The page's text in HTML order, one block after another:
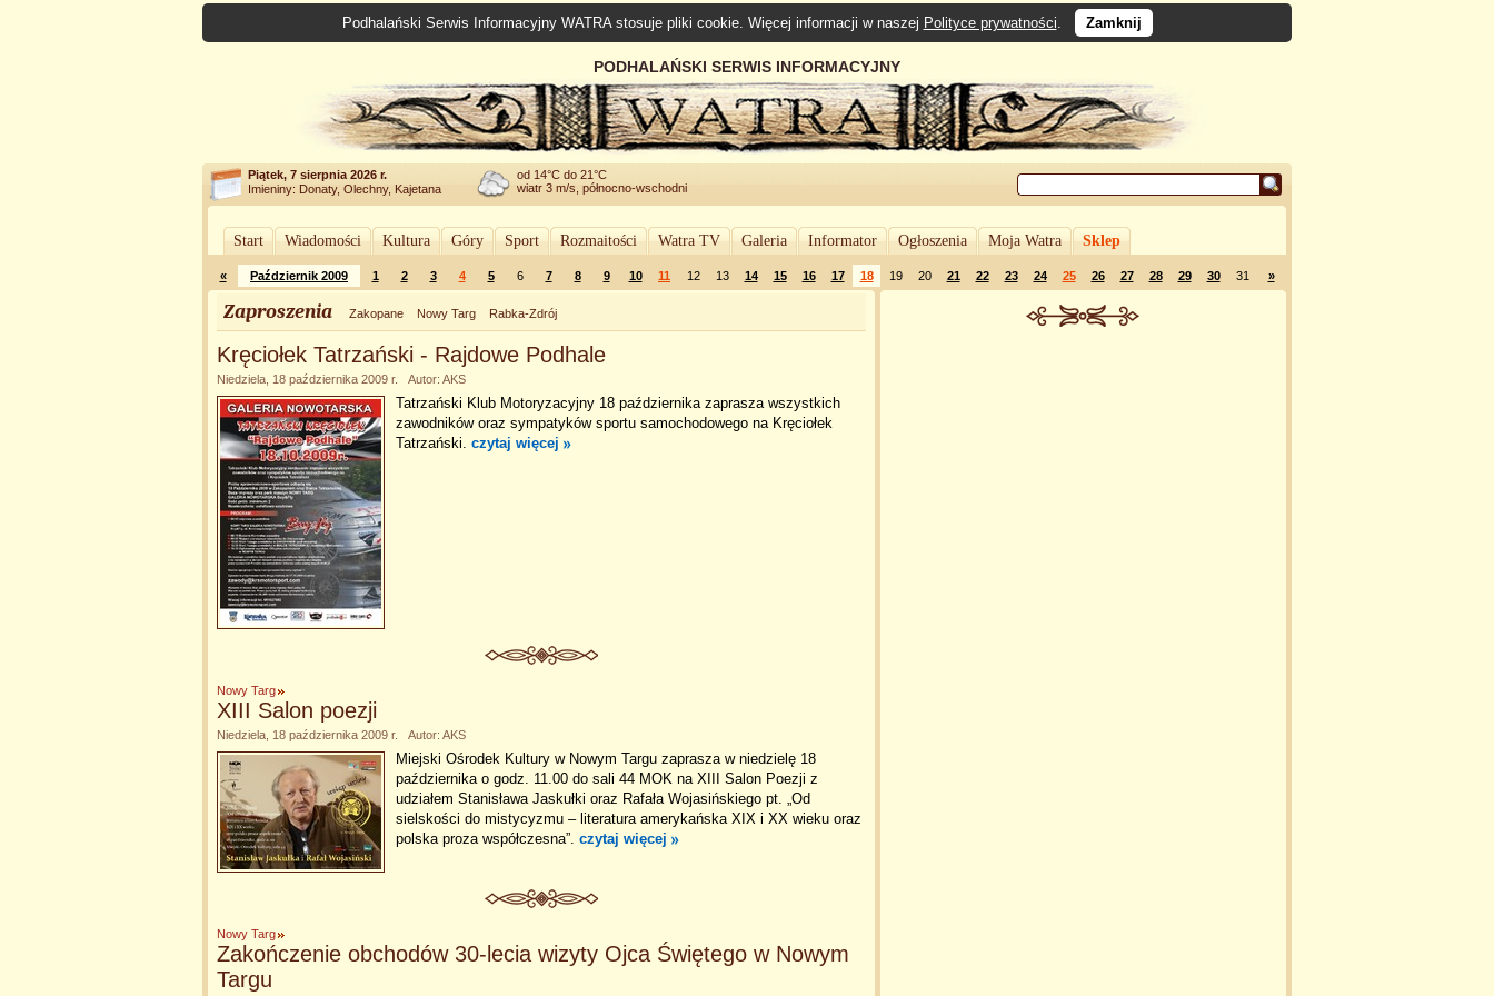
Podhalański Serwis Informacyjny WATRA stosuje pliki cookie. Więcej informacji w naszej Polityce prywatności. Zamknij
PODHALAŃSKI SERWIS INFORMACYJNY
Piątek, 7 sierpnia 2026 r.
Imieniny: Donaty, Olechny, Kajetana
od 14°C do 21°C
wiatr 3 m/s, północno-wschodni
Start Wiadomości Kultura Góry Sport Rozmaitości Watra TV Galeria Informator Ogłoszenia Moja Watra Sklep
« Październik 2009 1 2 3 4 5 6 7 8 9 10 11 12 13 14 15 16 17 18 19 20 21 22 23 24 25 26 27 28 29 30 31 »
Zaproszenia Zakopane Nowy Targ Rabka-Zdrój
Kręciołek Tatrzański - Rajdowe Podhale
Niedziela, 18 października 2009 r. Autor: AKS
Tatrzański Klub Motoryzacyjny 18 października zaprasza wszystkich
zawodników oraz sympatyków sportu samochodowego na Kręciołek
Tatrzański. czytaj więcej
Nowy Targ
XIII Salon poezji
Niedziela, 18 października 2009 r. Autor: AKS
Miejski Ośrodek Kultury w Nowym Targu zaprasza w niedzielę 18
października o godz. 11.00 do sali 44 MOK na XIII Salon Poezji z
udziałem Stanisława Jaskułki oraz Rafała Wojasińskiego pt. „Od
sielskości do mistycyzmu – literatura amerykańska XIX i XX wieku oraz
polska proza współczesna”. czytaj więcej
Nowy Targ
Zakończenie obchodów 30-lecia wizyty Ojca Świętego w Nowym
Targu